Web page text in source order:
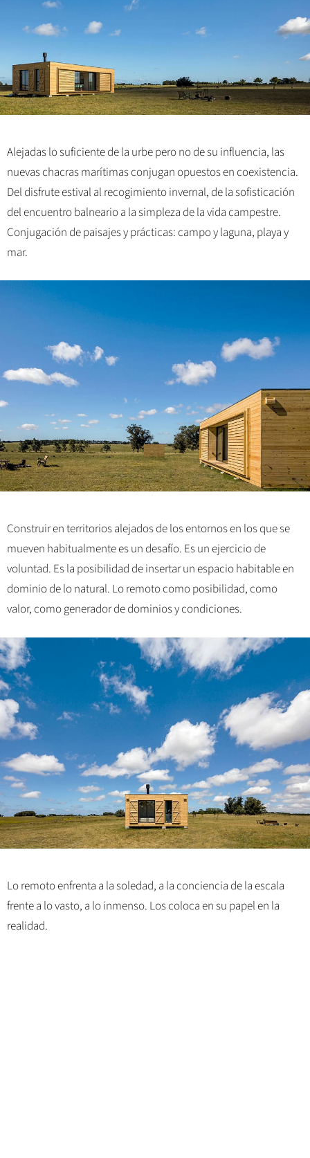
Alejadas lo suficiente de la urbe pero no de su influencia, las
nuevas chacras marítimas conjugan opuestos en coexistencia.
Del disfrute estival al recogimiento invernal, de la sofisticación
del encuentro balneario a la simpleza de la vida campestre.
Conjugación de paisajes y prácticas: campo y laguna, playa y
mar.
Construir en territorios alejados de los entornos en los que se
mueven habitualmente es un desafío. Es un ejercicio de
voluntad. Es la posibilidad de insertar un espacio habitable en
dominio de lo natural. Lo remoto como posibilidad, como
valor, como generador de dominios y condiciones.
Lo remoto enfrenta a la soledad, a la conciencia de la escala
frente a lo vasto, a lo inmenso. Los coloca en su papel en la
realidad.